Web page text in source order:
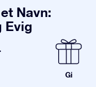
Navn:
Evig
Gi